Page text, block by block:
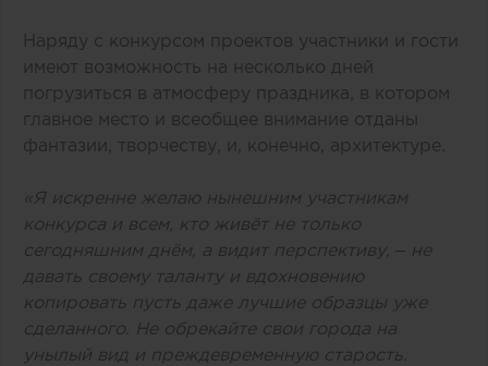
Наряду с конкурсом проектов участники и гости
имеют возможность на несколько дней
погрузиться в атмосферу праздника, в котором
главное место и всеобщее внимание отданы
фантазии, творчеству, и, конечно, архитектуре.
«Я искренне желаю нынешним участникам
конкурса и всем, кто живёт не только
сегодняшним днём, а видит перспективу, – не
давать своему таланту и вдохновению
копировать пусть даже лучшие образцы уже
сделанного. Не обрекайте свои города на
унылый вид и преждевременную старость.